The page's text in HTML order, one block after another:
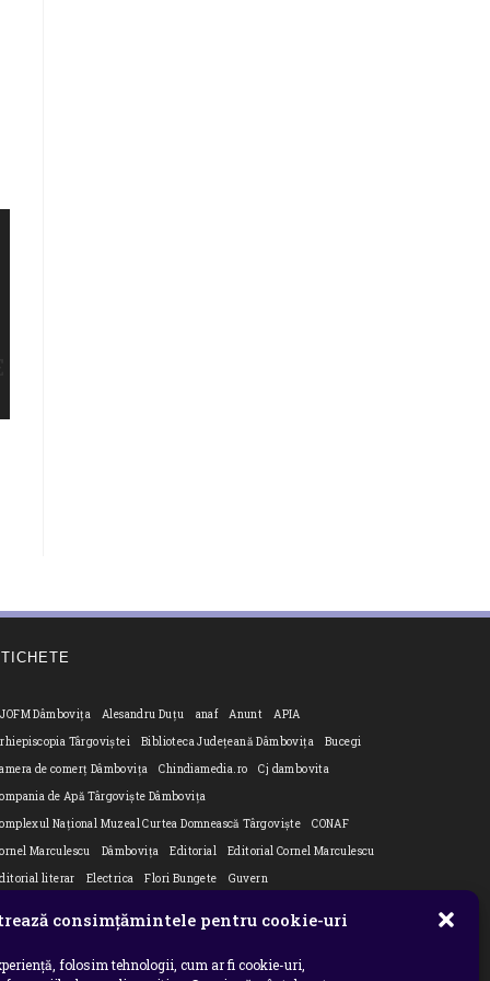
consimțămintele pentru cookie-uri
folosim tehnologii, cum ar fi cookie-uri,
Dâmbovița Alesandru Duțu anaf Anunt
APIA
Târgoviștei
Biblioteca Județeană Dâmbovița
Bucegi
de comerț Dâmbovița
Chindiamedia.ro
Cj dambovita
de Apă Târgoviște Dâmbovița
Național Muzeal Curtea Domnească Târgoviște
CONAF
Marculescu
Dâmbovița Editorial
Editorial Cornel Marculescu
literar
Electrica Flori Bungete
Guvern
JURNAL DE CĂLĂTORIE
Ministerul Educației ministerul sanatatii Nu-ți uita istoria